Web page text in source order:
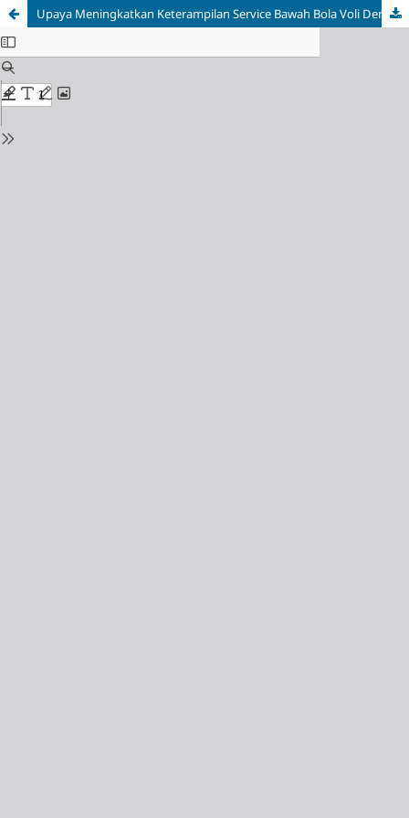
Upaya Meningkatkan Keterampilan Service Bawah Bola Voli Dengan Pendekatan TaRL Pada Siswa Kelas X UPT A SMK Negeri 1 Bawen